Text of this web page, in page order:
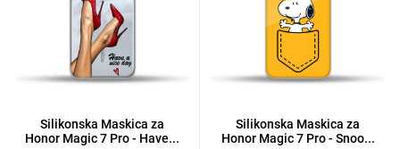
Silikonska Maskica za
Honor Magic 7 Pro - Have...
Silikonska Maskica za
Honor Magic 7 Pro - Snoo...